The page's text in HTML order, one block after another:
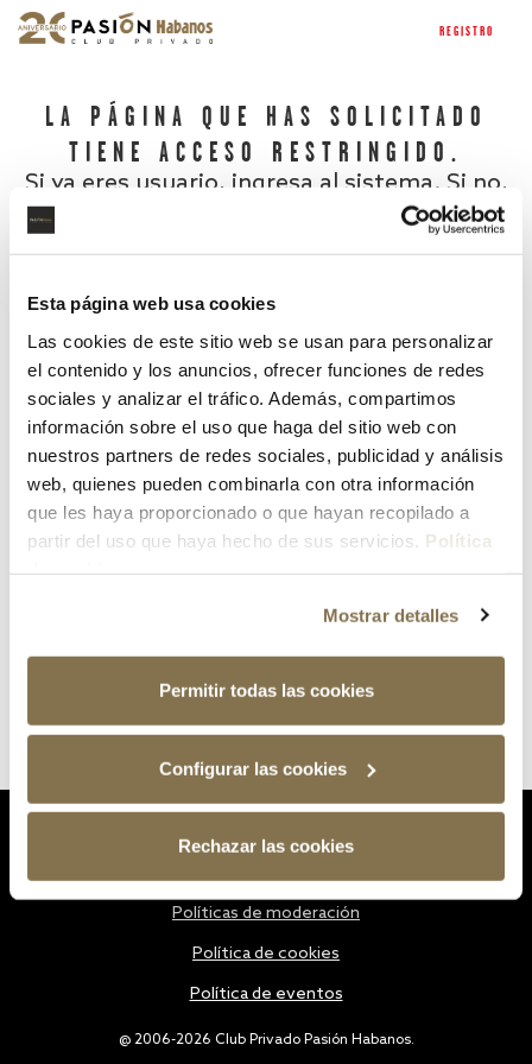
Esta página web usa cookies
Las cookies de este sitio web se usan para personalizar
el contenido y los anuncios, ofrecer funciones de redes
sociales y analizar el tráfico. Además, compartimos
información sobre el uso que haga del sitio web con
nuestros partners de redes sociales, publicidad y análisis
web, quienes pueden combinarla con otra información
que les haya proporcionado o que hayan recopilado a
partir del uso que haya hecho de sus servicios. Política
Mostrar detalles
Permitir todas las cookies
Configurar las cookies
Rechazar las cookies
REGISTRO
LA PÁGINA QUE HAS SOLICITADO
TIENE ACCESO RESTRINGIDO.
Si ya eres usuario, ingresa al sistema. Si no,
¿Has olvidado tu contraseña?
@ 2006-2026 Club Privado Pasión Habanos.
Políticas de moderación
Política de cookies
Política de eventos